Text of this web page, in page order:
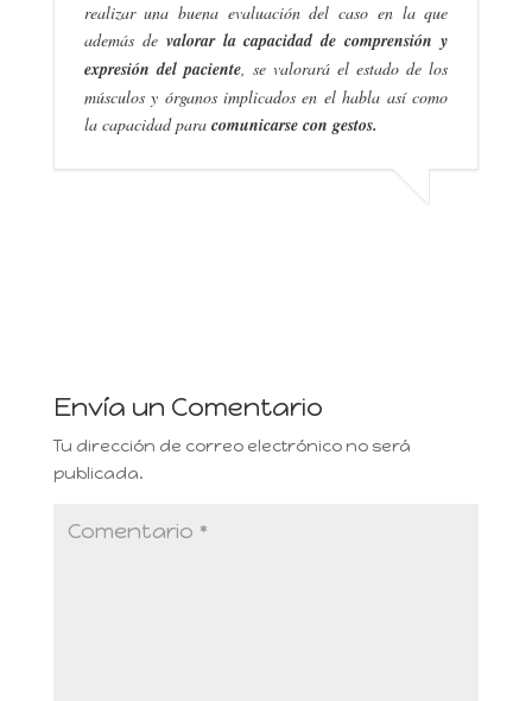
realizar una buena evaluación del caso en la que
además de valorar la capacidad de comprensión y
expresión del paciente, se valorará el estado de los
músculos y órganos implicados en el habla así como
la capacidad para comunicarse con gestos.
Envía un Comentario
Tu dirección de correo electrónico no será
publicada.